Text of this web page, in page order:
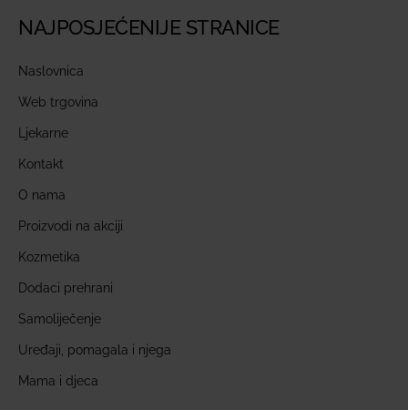
NAJPOSJEĆENIJE STRANICE
Naslovnica
Web trgovina
Ljekarne
Kontakt
O nama
Proizvodi na akciji
Kozmetika
Dodaci prehrani
Samoliječenje
Uređaji, pomagala i njega
Mama i djeca